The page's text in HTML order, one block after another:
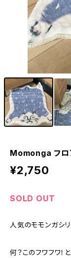
Momonga フロ
¥2,750
SOLD OUT
人気のモモンガシ
何？このフワフワ！